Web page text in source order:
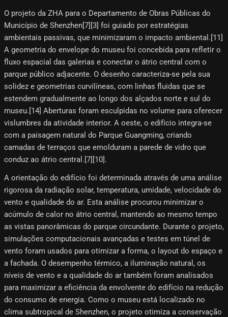
O projeto da ZHA para o Departamento de Obras Públicas do
Município de Shenzhen[7][3]​ foi guiado por estratégias
ambientais passivas, que minimizaram o impacto ambiental.[11]​
A geometria do envelope do museu foi concebida para refletir o
fluxo espacial das galerias e conectar o átrio central com o
parque público adjacente. O desenho caracteriza-se pela sua
solidez e geometrias curvilíneas, com linhas fluidas que se
estendem gradualmente ao longo dos alçados norte e sul do
museu.[14] Aberturas foram esculpidas no volume para oferecer
vislumbres da atividade interior. A oeste, o edifício integra-se
com a paisagem natural do Parque Guangming, criando
camadas de terraços que emolduram a parede de vidro que
conduz ao átrio central.[7]​[10]​.
A orientação do edifício foi determinada através de uma análise
rigorosa da radiação solar, temperatura, umidade, velocidade do
vento e qualidade do ar. Esta análise procurou minimizar o
acúmulo de calor no átrio central, mantendo ao mesmo tempo
as vistas panorâmicas do parque circundante. Durante o projeto,
simulações computacionais avançadas e testes em túnel de
vento foram usados ​​para otimizar a forma, o layout do espaço e
a fachada. O desempenho térmico, a iluminação natural, os
níveis de vento e a qualidade do ar também foram analisados ​​
para maximizar a eficiência da envolvente do edifício na redução
do consumo de energia. Como o museu está localizado no
clima subtropical de Shenzhen, o projeto otimiza a conservação